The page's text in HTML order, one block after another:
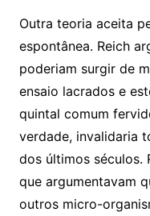
Outra teoria aceita
espontânea. Reich
poderiam surgir de
ensaio lacrados e
quintal comum
verdade, invalidaria
dos últimos séculos.
que argumentavam
outros micro-